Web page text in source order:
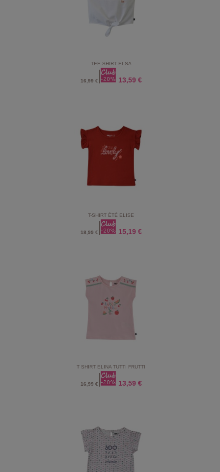
TEE SHIRT ELSA
16,99 € 13,59 €
T-SHIRT ÉTÉ ELISE
18,99 € 15,19 €
T SHIRT ELINA TUTTI FRUTTI
16,99 € 13,59 €